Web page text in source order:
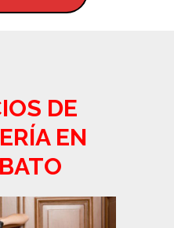
DE
EN